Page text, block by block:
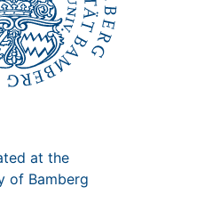
at the
of Bamberg